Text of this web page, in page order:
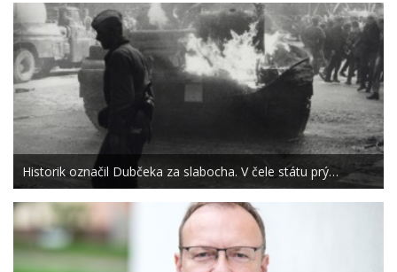
Historik označil Dubčeka za slabocha. V čele státu prý…